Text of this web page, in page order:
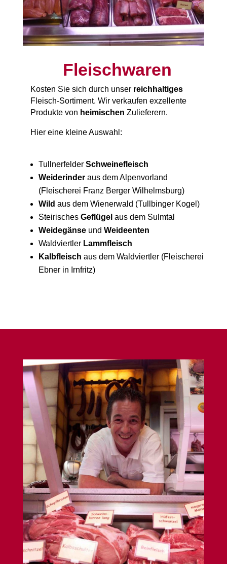
Fleischwaren
Kosten Sie sich durch unser reichhaltiges
Fleisch-Sortiment. Wir verkaufen exzellente
Produkte von heimischen Zulieferern.
Hier eine kleine Auswahl:
Tullnerfelder Schweinefleisch
Weiderinderaus dem Alpenvorland
(Fleischerei Franz Berger Wilhelmsburg)
Wild aus dem Wienerwald (Tullbinger Kogel)
Steirisches Geflügel aus dem Sulmtal
Weidegänseund Weideenten
Waldviertler Lammfleisch
Kalbfleisch aus dem Waldviertler (Fleischerei
Ebner in Irnfritz)